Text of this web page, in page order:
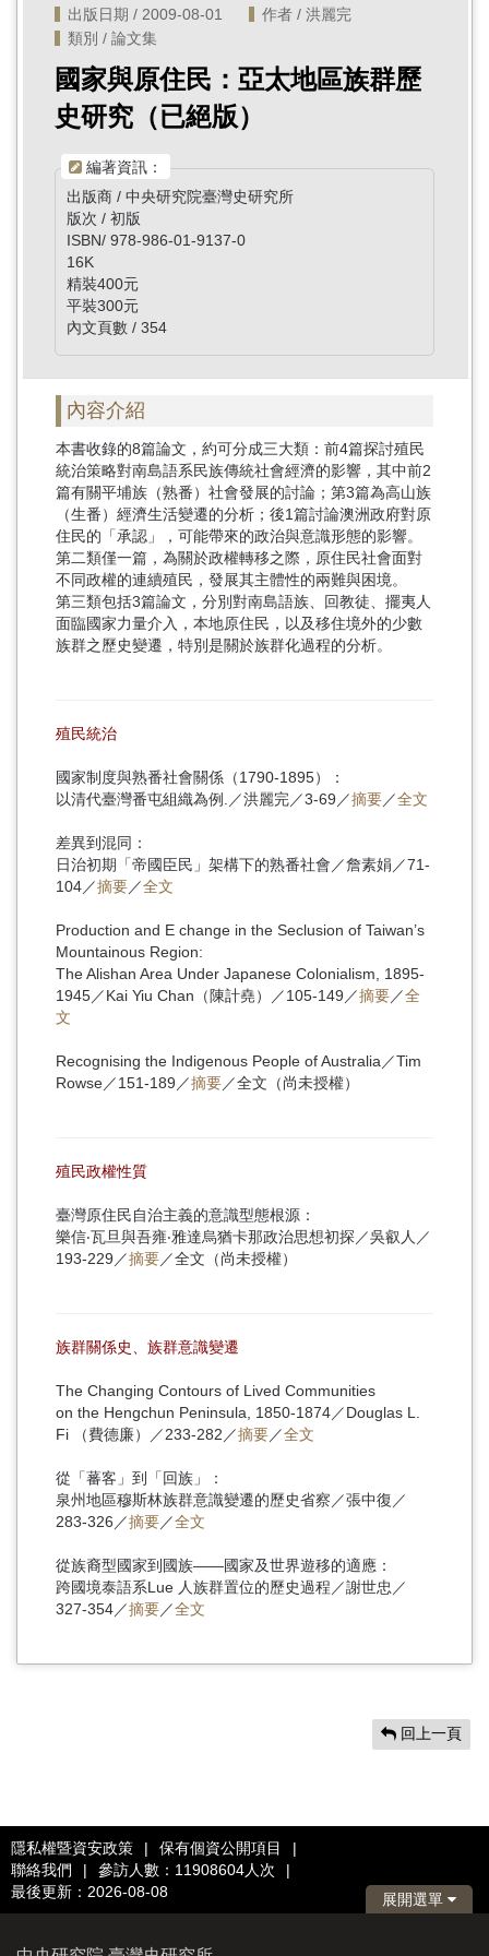
出版日期 / 2009-08-01
作者 / 洪麗完
類別 / 論文集
國家與原住民：亞太地區族群歷
史研究（已絕版）
編著資訊：
出版商 / 中央研究院臺灣史研究所
版次 / 初版
ISBN/ 978-986-01-9137-0
16K
精裝400元
平裝300元
內文頁數 / 354
內容介紹
本書收錄的8篇論文，約可分成三大類：前4篇探討殖民
統治策略對南島語系民族傳統社會經濟的影響，其中前2
篇有關平埔族（熟番）社會發展的討論；第3篇為高山族
（生番）經濟生活變遷的分析；後1篇討論澳洲政府對原
住民的「承認」，可能帶來的政治與意識形態的影響。
第二類僅一篇，為關於政權轉移之際，原住民社會面對
不同政權的連續殖民，發展其主體性的兩難與困境。
第三類包括3篇論文，分別對南島語族、回教徒、擺夷人
面臨國家力量介入，本地原住民，以及移住境外的少數
族群之歷史變遷，特別是關於族群化過程的分析。
殖民統治
國家制度與熟番社會關係（1790-1895）：
以清代臺灣番屯組織為例.／洪麗完／3-69／摘要／全文
差異到混同：
日治初期「帝國臣民」架構下的熟番社會／詹素娟／71-
104／摘要／全文
Production and E change in the Seclusion of Taiwan’s
Mountainous Region:
The Alishan Area Under Japanese Colonialism, 1895-
1945／Kai Yiu Chan（陳計堯）／105-149／摘要／全
文
Recognising the Indigenous People of Australia／Tim
Rowse／151-189／摘要／全文（尚未授權）
殖民政權性質
臺灣原住民自治主義的意識型態根源：
樂信‧瓦旦與吾雍‧雅達烏猶卡那政治思想初探／吳叡人／
193-229／摘要／全文（尚未授權）
族群關係史、族群意識變遷
The Changing Contours of Lived Communities
on the Hengchun Peninsula, 1850-1874／Douglas L.
Fi （費德廉）／233-282／摘要／全文
從「蕃客」到「回族」：
泉州地區穆斯林族群意識變遷的歷史省察／張中復／
283-326／摘要／全文
從族裔型國家到國族——國家及世界遊移的適應：
跨國境泰語系Lue 人族群置位的歷史過程／謝世忠／
327-354／摘要／全文
回上一頁
隱私權暨資安政策 | 保有個資公開項目
|
聯絡我們
| 參訪人數：11908604人次
|
最後更新：2026-08-08
展開選單